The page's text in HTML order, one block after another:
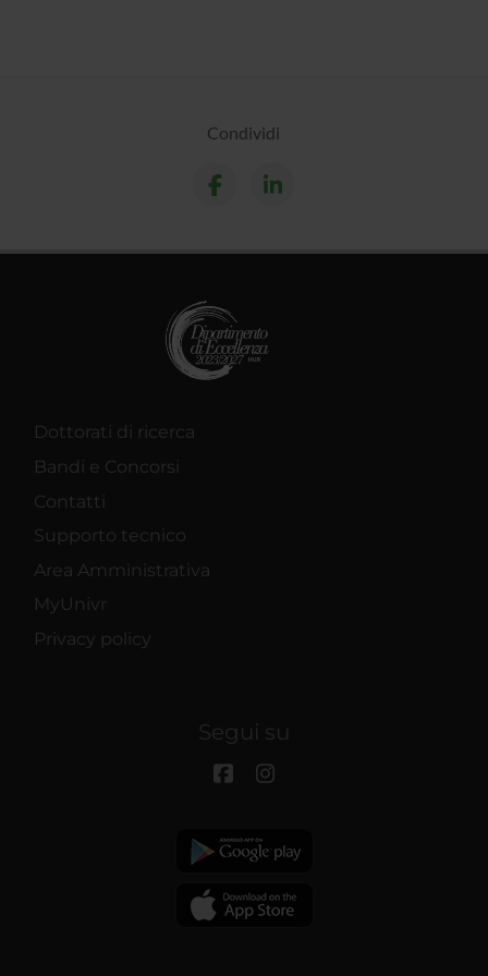
Condividi
Dottorati di ricerca
Bandi e Concorsi
Contatti
Supporto tecnico
Area Amministrativa
MyUnivr
Privacy policy
Segui su